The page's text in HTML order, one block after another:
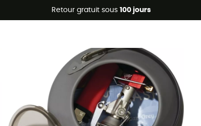
Retour gratuit sous 100 jours
Promos d'été 🔥 -5 % EXTRA dès 2 produits* code Summer5